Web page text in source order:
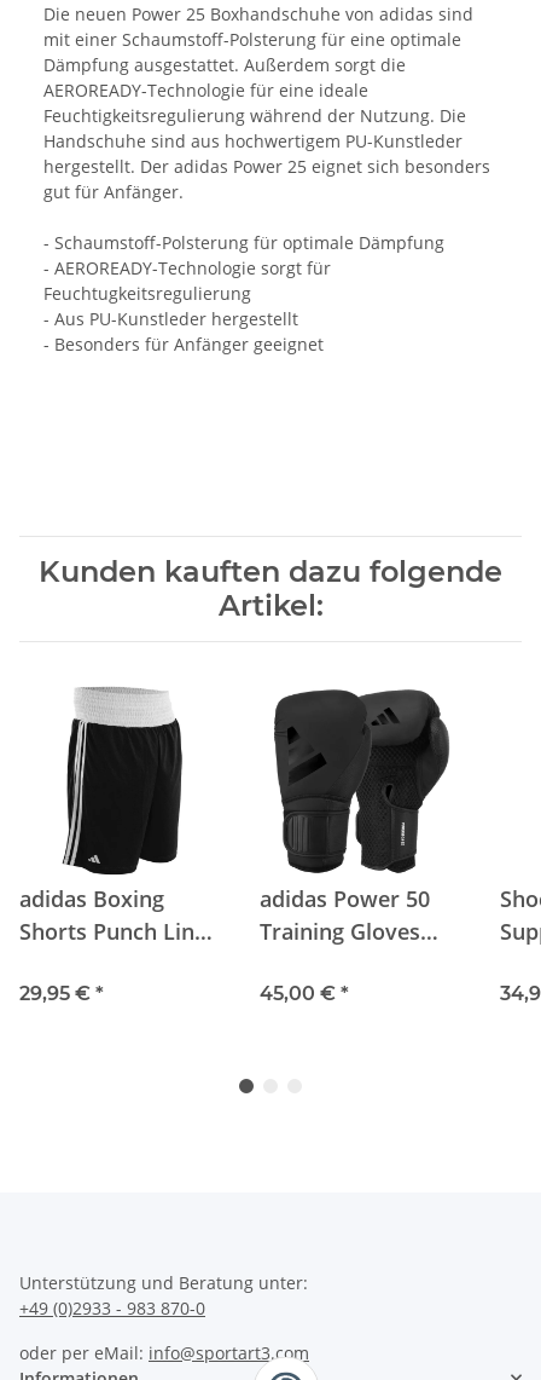
Die neuen Power 25 Boxhandschuhe von adidas sind
mit einer Schaumstoff-Polsterung für eine optimale
Dämpfung ausgestattet. Außerdem sorgt die
AEROREADY-Technologie für eine ideale
Feuchtigkeitsregulierung während der Nutzung. Die
Handschuhe sind aus hochwertigem PU-Kunstleder
hergestellt. Der adidas Power 25 eignet sich besonders
gut für Anfänger.
- Schaumstoff-Polsterung für optimale Dämpfung
- AEROREADY-Technologie sorgt für
Feuchtugkeitsregulierung
- Aus PU-Kunstleder hergestellt
- Besonders für Anfänger geeignet
Kunden kauften dazu folgende
Artikel:
adidas Boxing
Shorts Punch Line
29,95 € *
adidas Power 50
Training Gloves
45,00 € *
Unterstützung und Beratung unter:
+49 (0)2933 - 983 870-0
oder per eMail: info@sportart3.com